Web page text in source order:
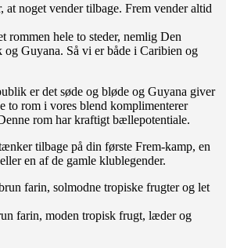
at noget vender tilbage. Frem vender altid
rommen hele to steder, nemlig Den
Guyana. Så vi er både i Caribien og
er det søde og bløde og Guyana giver
to rom i vores blend komplimenterer
rom har kraftigt bællepotentiale.
tilbage på din første Frem-kamp, en
en af de gamle klublegender.
farin, solmodne tropiske frugter og let
farin, moden tropisk frugt, læder og